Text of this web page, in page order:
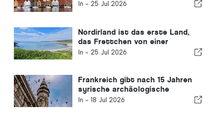
In - 25 Jul 2026
Nordirland ist das erste Land,
das Frettchen von einer
bewohnten Insel ausgerottet
In - 25 Jul 2026
Frankreich gibt nach 15 Jahren
syrische archäologische
Schätze zurück
In - 18 Jul 2026